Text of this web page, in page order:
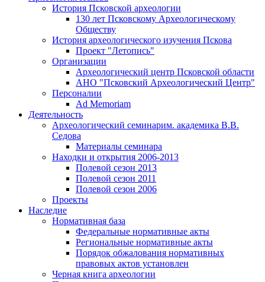
История Псковской археологии
130 лет Псковскому Археологическому
Обществу
История археологического изучения Пскова
Проект "Летопись"
Организации
Археологический центр Псковской области
АНО "Псковский Археологический Центр"
Персоналии
Ad Memoriam
Деятельность
Археологический семинарим. академика В.В.
Седова
Материалы семинара
Находки и открытия 2006-2013
Полевой сезон 2013
Полевой сезон 2011
Полевой сезон 2006
Проекты
Наследие
Нормативная база
Федеральные нормативные акты
Региональные нормативные акты
Порядок обжалования нормативных
правовых актов установлен
Черная книга археологии